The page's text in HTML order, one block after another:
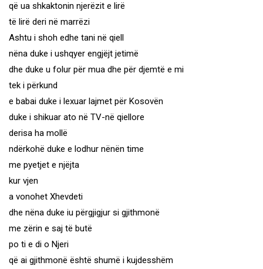
që ua shkaktonin njerëzit e lirë
të lirë deri në marrëzi
Ashtu i shoh edhe tani në qiell
nëna duke i ushqyer engjëjt jetimë
dhe duke u folur për mua dhe për djemtë e mi
tek i përkund
e babai duke i lexuar lajmet për Kosovën
duke i shikuar ato në TV-në qiellore
derisa ha mollë
ndërkohë duke e lodhur nënën time
me pyetjet e njëjta
kur vjen
a vonohet Xhevdeti
dhe nëna duke iu përgjigjur si gjithmonë
me zërin e saj të butë
po ti e di o Njeri
që ai gjithmonë është shumë i kujdesshëm